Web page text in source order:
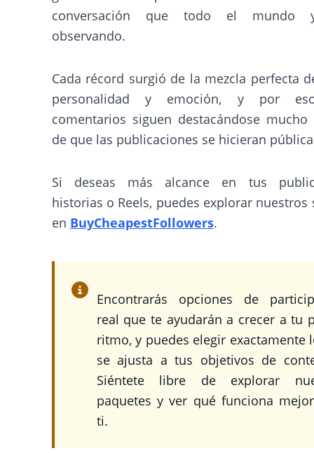
conversación que todo el mundo
observando.
Cada récord surgió de la mezcla perfecta
personalidad y emoción, y por
comentarios siguen destacándose mucho
de que las publicaciones se hicieran
Si deseas más alcance en tus
historias o Reels, puedes explorar nuestros
en BuyCheapestFollowers.
Encontrarás opciones de
real que te ayudarán a crecer a tu
ritmo, y puedes elegir exactamente
se ajusta a tus objetivos de
Siéntete libre de explorar
paquetes y ver qué funciona
ti.